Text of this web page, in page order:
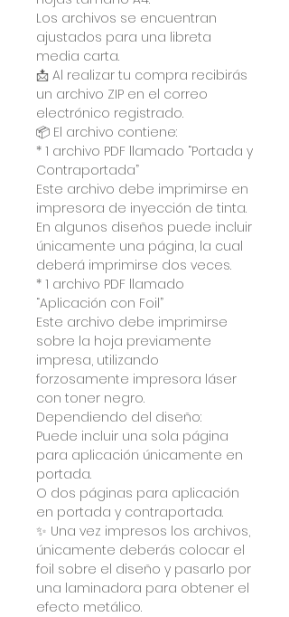
Los archivos se encuentran
ajustados para una libreta
media carta.
📩 Al realizar tu compra recibirás
un archivo ZIP en el correo
electrónico registrado.
📦 El archivo contiene:
* 1 archivo PDF llamado “Portada y
Contraportada”
Este archivo debe imprimirse en
impresora de inyección de tinta.
En algunos diseños puede incluir
únicamente una página, la cual
deberá imprimirse dos veces.
* 1 archivo PDF llamado
“Aplicación con Foil”
Este archivo debe imprimirse
sobre la hoja previamente
impresa, utilizando
forzosamente impresora láser
con toner negro.
Dependiendo del diseño:
Puede incluir una sola página
para aplicación únicamente en
portada.
O dos páginas para aplicación
en portada y contraportada.
✨ Una vez impresos los archivos,
únicamente deberás colocar el
foil sobre el diseño y pasarlo por
una laminadora para obtener el
efecto metálico.